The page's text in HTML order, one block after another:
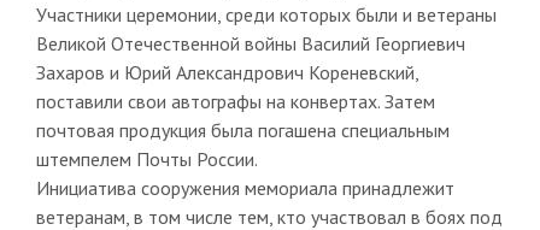
Участники церемонии, среди которых были и ветераны
Великой Отечественной войны Василий Георгиевич
Захаров и Юрий Александрович Кореневский,
поставили свои автографы на конвертах. Затем
почтовая продукция была погашена специальным
штемпелем Почты России.
Инициатива сооружения мемориала принадлежит
ветеранам, в том числе тем, кто участвовал в боях под